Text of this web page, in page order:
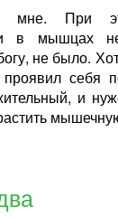
мне. При
в мышцах
не было.
проявил себя
и